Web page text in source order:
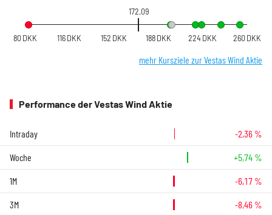
172,09
80 DKK 116 DKK 152 DKK 188 DKK 224 DKK 260 DKK
mehr Kursziele zur Vestas Wind Aktie
Performance der Vestas Wind Aktie
Intraday -2,36 %
Woche +5,74 %
1M -6,17 %
3M -8,46 %